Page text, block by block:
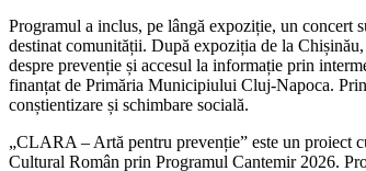
Programul a inclus, pe lângă expoziție, un concert
destinat comunității. După expoziția de la
despre prevenție și accesul la informație prin
finanțat de Primăria Municipiului Cluj-Napoca. Prin
conștientizare și schimbare socială.
„CLARA – Artă pentru prevenție” este un proiect
Cultural Român prin Programul Cantemir 2026.